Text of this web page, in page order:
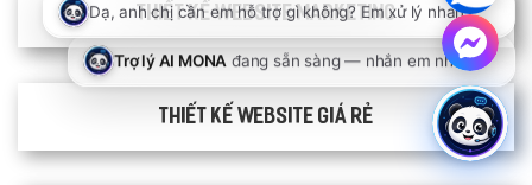
Thiết kế Website Marketing
Thiết kế website giá rẻ